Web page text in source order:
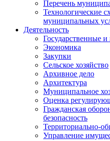
Перечень
Технологические
муниципальных
Деятельность
Государственные
Экономика
Закупки
Сельское хозяйство
Архивное дело
Архитектура
Муниципальное
Оценка
Гражданская
безопасность
Территориально-
Управление